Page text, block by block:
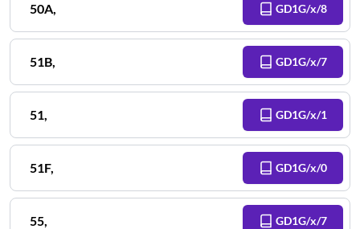
50A, GD1G/x/8
51B, GD1G/x/7
51, GD1G/x/1
51F, GD1G/x/0
55, GD1G/x/7